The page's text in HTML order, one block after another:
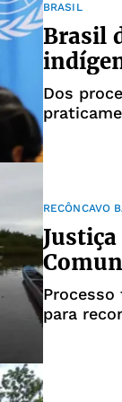
BRASIL
Brasil
Dos
RECÔNCAVO
para